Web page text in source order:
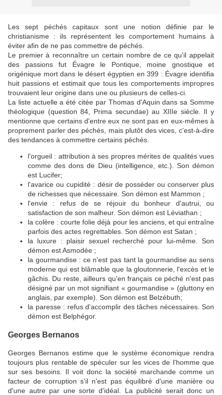
Les sept péchés capitaux sont une notion définie par le
christianisme : ils représentent les comportement humains à
éviter afin de ne pas commettre de péchés.
Le premier à reconnaître un certain nombre de ce qu'il appelait
des passions fut Évagre le Pontique, moine gnostique et
origénique mort dans le désert égyptien en 399 : Évagre identifia
huit passions et estimait que tous les comportements impropres
trouvaient leur origine dans une ou plusieurs de celles-ci.
La liste actuelle a été citée par Thomas d'Aquin dans sa Somme
théologique (question 84, Prima secundae) au XIIIe siècle. Il y
mentionne que certains d'entre eux ne sont pas en eux-mêmes à
proprement parler des péchés, mais plutôt des vices, c'est-à-dire
des tendances à commettre certains péchés.
l'orgueil : attribution à ses propres mérites de qualités vues
comme des dons de Dieu (intelligence, etc.). Son démon
est Lucifer;
l'avarice ou cupidité : désir de posséder ou conserver plus
de richesses que nécessaire. Son démon est Mammon ;
l'envie : refus de se réjouir du bonheur d'autrui, ou
satisfaction de son malheur. Son démon est Léviathan ;
la colère : courte folie déjà pour les anciens, et qui entraîne
parfois des actes regrettables. Son démon est Satan ;
la luxure : plaisir sexuel recherché pour lui-même. Son
démon est Asmodée ;
la gourmandise : ce n'est pas tant la gourmandise au sens
moderne qui est blâmable que la gloutonnerie, l'excès et le
gâchis. Du reste, ailleurs qu'en français ce péché n'est pas
désigné par un mot signifiant « gourmandise » (gluttony en
anglais, par exemple). Son démon est Belzébuth;
la paresse : refus d'accomplir des tâches nécessaires. Son
démon est Belphégor.
Georges Bernanos
Georges Bernanos estime que le système économique rendra
toujours plus rentable de spéculer sur les vices de l'homme que
sur ses besoins. Il voit donc la société marchande comme un
facteur de corruption s'il n'est pas équilibré d'une manière ou
d'une autre par une sorte d'idéal. La publicité serait donc un